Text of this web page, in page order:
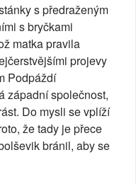
s předraženým
s bryčkami
matka pravila
projevy
Podpáždí
západní společnost,
Do mysli se vplíží
že tady je přece
bránil, aby se